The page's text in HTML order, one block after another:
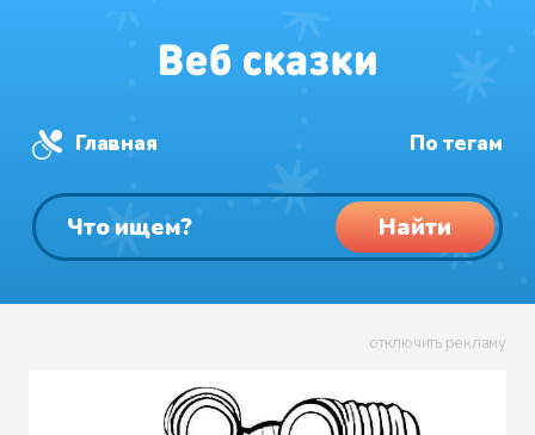
Главная По тегам
Найти
отключить рекламу